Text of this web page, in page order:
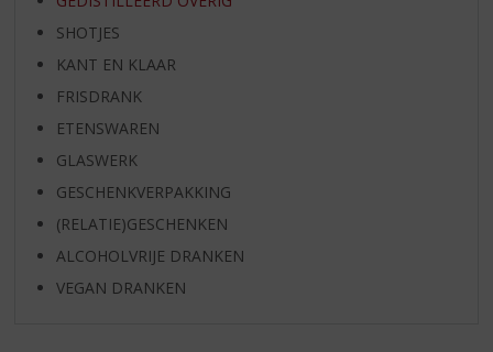
SHOTJES
KANT EN KLAAR
FRISDRANK
ETENSWAREN
GLASWERK
GESCHENKVERPAKKING
(RELATIE)GESCHENKEN
ALCOHOLVRIJE DRANKEN
VEGAN DRANKEN